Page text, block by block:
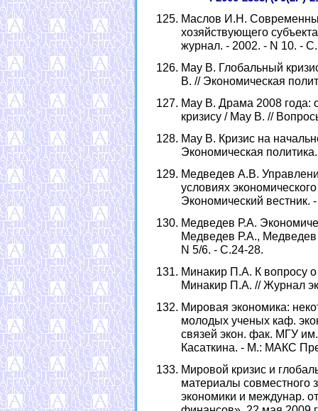
Маслов И.Н.
хозяйствующего
журнал. - 2002. - N 10. -
Мау В. Глобальный
В. // Экономическая
Мау В. Драма 2008 года:
кризису / Мау В. //
Мау В. Кризис на
Экономическая
Медведев А.В.
условиях
Экономический вестник.
Медведев Р.А.
Медведев Р.А., Медведев
N 5/6. - С.24-28.
Минакир П.А. К вопросу о
Минакир П.А. // Журнал
Мировая экономика:
молодых ученых каф.
связей экон. фак. МГУ
Касаткина. - М.: МАКС
Мировой кризис и
материалы совместного
экономики и междунар.